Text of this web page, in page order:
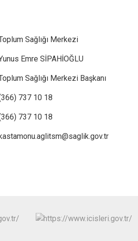
Sağlığı
Emre SİPAHİOĞLU
Sağlığı Merkezi Başkanı
737 10
737 10 18